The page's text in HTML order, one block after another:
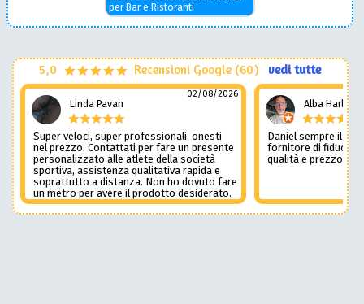
per Bar e Ristoranti
5,0 Recensioni Google (60) vedi tutte
Linda Pavan
02/08/2026
Super veloci, super professionali, onesti
nel prezzo. Contattati per fare un presente
personalizzato alle atlete della società
sportiva, assistenza qualitativa rapida e
soprattutto a distanza. Non ho dovuto fare
un metro per avere il prodotto desiderato.
Una assistenza del genere è rara e
preziosa. Credo li contatterò ancora in
Alba Harley
Daniel sempre il
fornitore di fiducia
qualità e prezzo